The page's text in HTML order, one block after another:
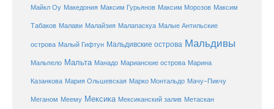
Майкл Оу Македония Максим Гурьянов Максим Морозов Максим
Табаков Малави Малайзия Малапаскуа Малые Антильские
острова Малый Гифтун Мальдивские острова Мальдивы
Мальпело Мальта Манадо Марианские острова Марина
Казанкова Мария Ольшевская Марко Монтальдо Мачу-Пикчу
Меганом Меему Мексика Мексиканский залив Метаскан